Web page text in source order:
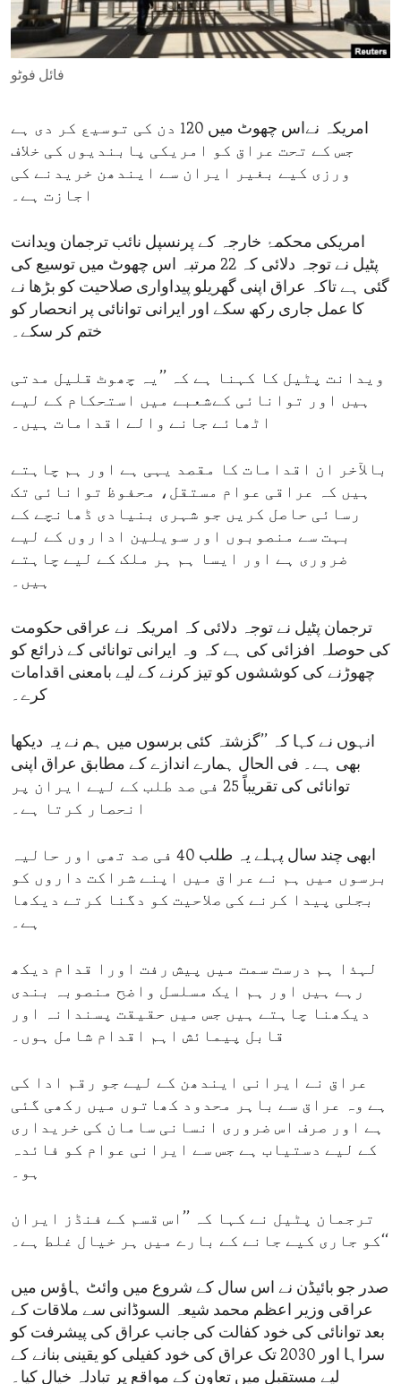
ENVIRONMENT AND HEALTH
IDEALS AND INSTITUTIONS
فائل فوٹو
امریکہ نےاس چھوٹ میں 120 دن کی توسیع کر دی ہے
جس کے تحت عراق کو امریکی پابندیوں کی خلاف
ورزی کیے بغیر ایران سے ایندھن خریدنے کی
اجازت ہے۔
امریکی محکمۂ خارجہ کے پرنسپل نائب ترجمان ویدانت
پٹیل نے توجہ دلائی کہ 22 مرتبہ اس چھوٹ میں توسیع کی
گئی ہے تاکہ عراق اپنی گھریلو پیداواری صلاحیت کو بڑھا نے
کا عمل جاری رکھ سکے اور ایرانی توانائی پر انحصار کو
ختم کر سکے۔
ویدانت پٹیل کا کہنا ہے کہ ’’یہ چھوٹ قلیل مدتی
ہیں اور توانائی کےشعبے میں استحکام کے لیے
اٹھائے جانے والے اقدامات ہیں۔
بالآخر ان اقدامات کا مقصد یہی ہے اور ہم چاہتے
ہیں کہ عراقی عوام مستقل، محفوظ توانائی تک
رسائی حاصل کریں جو شہری بنیادی ڈھانچے کے
بہت سے منصوبوں اور سویلین اداروں کے لیے
ضروری ہے اور ایسا ہم ہر ملک کے لیے چاہتے
ہیں۔
ترجمان پٹیل نے توجہ دلائی کہ امریکہ نے عراقی حکومت
کی حوصلہ افزائی کی ہے کہ وہ ایرانی توانائی کے ذرائع کو
چھوڑنے کی کوششوں کو تیز کرنے کے لیے بامعنی اقدامات
کرے۔
انہوں نے کہا کہ ’’گزشتہ کئی برسوں میں ہم نے یہ دیکھا
بھی ہے۔ فی الحال ہمارے اندازے کے مطابق عراق اپنی
توانائی کی تقریباً 25 فی صد طلب کے لیے ایران پر
انحصار کرتا ہے۔
ابھی چند سال پہلے یہ طلب 40 فی صد تھی اور حالیہ
برسوں میں ہم نے عراق میں اپنے شراکت داروں کو
بجلی پیدا کرنے کی صلاحیت کو دگنا کرتے دیکھا
ہے۔
لہذا ہم درست سمت میں پیش رفت اورا قدام دیکھ
رہے ہیں اور ہم ایک مسلسل واضح منصوبہ بندی
دیکھنا چاہتے ہیں جس میں حقیقت پسندانہ اور
قابل پیمائش اہم اقدام شامل ہوں۔
عراق نے ایرانی ایندھن کے لیے جو رقم ادا کی
ہے وہ عراق سے باہر محدود کھاتوں میں رکھی گئی
ہے اور صرف اس ضروری انسانی سامان کی خریداری
کے لیے دستیاب ہے جس سے ایرانی عوام کو فائدہ
ہو۔
ترجمان پٹیل نے کہا کہ ’’اس قسم کے فنڈز ایران
کو جاری کیے جانے کے بارے میں ہر خیال غلط ہے۔‘‘
صدر جو بائیڈن نے اس سال کے شروع میں وائٹ ہاؤس میں
عراقی وزیر اعظم محمد شیعہ السوڈانی سے ملاقات کے
بعد توانائی کی خود کفالت کی جانب عراق کی پیشرفت کو
سراہا اور 2030 تک عراق کی خود کفیلی کو یقینی بنانے کے
لیے مستقبل میں تعاون کے مواقع پر تبادلہ خیال کیا۔